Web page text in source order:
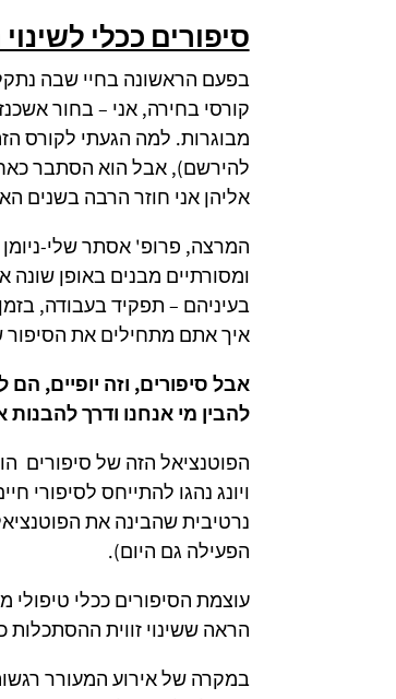
סיפורים ככלי
בפעם הראשונה בחיי שבה
קורסי בחירה, אני – בחור
מבוגרות. למה הגעתי לקורס
להירשם), אבל הוא הסתבר
אליהן אני חוזר הרבה בשנים
המרצה, פרופ' אסתר שלי-ניומן
ומסורתיים מבנים באופן
בעיניהם – תפקיד בעבודה,
איך אתם מתחילים את
אבל סיפורים, וזה יופיים,
להבין מי אנחנו ודרך
הפוטנציאל הזה של סיפורים
נרטיבית שהבינה את
הפעילה גם היום).
עוצמת הסיפורים ככלי
הראה ששינוי זווית
במקרה של אירוע המעורר